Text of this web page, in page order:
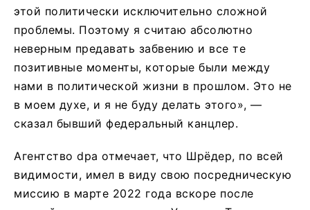
этой политически исключительно сложной
проблемы. Поэтому я считаю абсолютно
неверным предавать забвению и все те
позитивные моменты, которые были между
нами в политической жизни в прошлом. Это не
в моем духе, и я не буду делать этого», —
сказал бывший федеральный канцлер.
Агентство dpa отмечает, что Шрёдер, по всей
видимости, имел в виду свою посредническую
миссию в марте 2022 года вскоре после